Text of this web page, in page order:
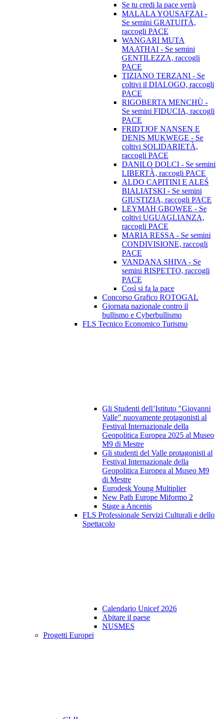
Se tu credi la pace verrà
MALALA YOUSAFZAI -
Se semini GRATUITÀ,
raccogli PACE
WANGARI MUTA
MAATHAI - Se semini
GENTILEZZA, raccogli
PACE
TIZIANO TERZANI - Se
coltivi il DIALOGO, raccogli
PACE
RIGOBERTA MENCHÙ -
Se semini FIDUCIA, raccogli
PACE
FRIDTJOF NANSEN E
DENIS MUKWEGE - Se
coltivi SOLIDARIETÀ,
raccogli PACE
DANILO DOLCI - Se semini
LIBERTÀ, raccogli PACE
ALDO CAPITINI E ALEŚ
BIALIATSKI - Se semini
GIUSTIZIA, raccogli PACE
LEYMAH GBOWEE - Se
coltivi UGUAGLIANZA,
raccogli PACE
MARIA RESSA - Se semini
CONDIVISIONE, raccogli
PACE
VANDANA SHIVA - Se
semini RISPETTO, raccogli
PACE
Così si fa la pace
Concorso Grafico ROTOGAL
Giornata nazionale contro il
bullismo e Cyberbullismo
FLS Tecnico Economico Turismo
Gli Studenti dell’Istituto "Giovanni
Valle" nuovamente protagonisti al
Festival Internazionale della
Geopolitica Europea 2025 al Museo
M9 di Mestre
Gli studenti del Valle protagonisti al
Festival Internazionale della
Geopolitica Europea al Museo M9
di Mestre
Eurodesk Young Multiplier
New Path Europe Miformo 2
Stage a Ancenis
FLS Professionale Servizi Culturali e dello
Spettacolo
Calendario Unicef 2026
Abitare il paese
NUSMES
Progetti Europei